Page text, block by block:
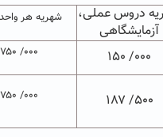
دروس عملی،
آزمایشگاهی
شهریه هر واحد
۰۰۰/ ۱۵۰ ۰۰۰/ ۷۵۰
۵۰۰/ ۱۸۷ ۰۰۰/ ۷۵۰